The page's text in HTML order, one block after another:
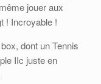
jouer aux
! Incroyable !
dont un Tennis
IIc juste en